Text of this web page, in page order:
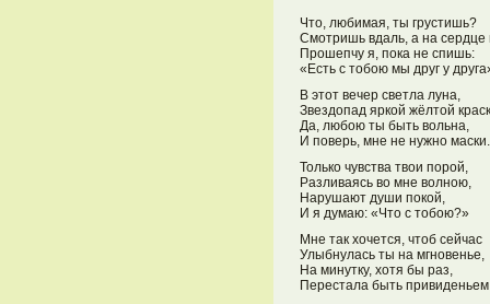
Что, любимая, ты грустишь?
Смотришь вдаль, а на
Прошепчу я, пока не спишь:
«Есть с тобою мы друг у
В этот вечер светла луна,
Звездопад яркой жёлтой
Да, любою ты быть вольна,
И поверь, мне не нужно маски.
Только чувства твои порой,
Разливаясь во мне волною,
Нарушают души покой,
И я думаю: «Что с тобою?»
Мне так хочется, чтоб сейчас
Улыбнулась ты на мгновенье,
На минутку, хотя бы раз,
Перестала быть